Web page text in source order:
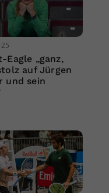
Eagle „ganz,
auf Jürgen
und sein